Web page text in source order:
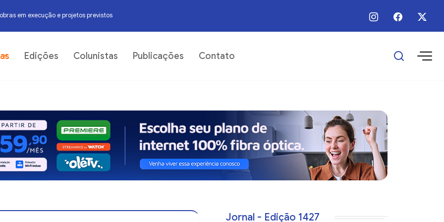
em execução e projetos previstos
urbano do Rio Jequiezinho 06 / Ago / 2026 - Há 7 horas - Programa Empreender Mulher realiza
Edições Colunistas Publicações Contato
Jornal - Edição 1427